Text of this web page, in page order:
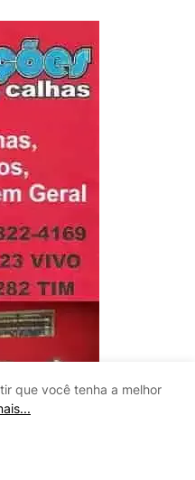
que você tenha a melhor